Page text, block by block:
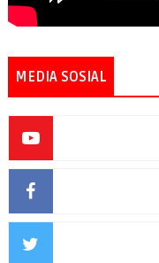
MEDIA SOSIAL